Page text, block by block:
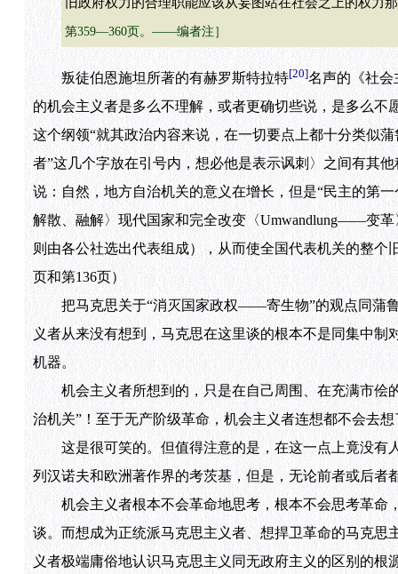
第359—360页。——编者注］
叛徒伯恩施坦所著的有赫罗斯特拉特[20]名声的《社会
的机会主义者是多么不理解，或者更确切些说，是多么
这个纲领“就其政治内容来说，在一切要点上都十分类似
者”这几个字放在引号内，想必他是表示讽刺〉之间有其
说：自然，地方自治机关的意义在增长，但是“民主的第
解散、融解〉现代国家和完全改变〈Umwandlung——变
则由各公社选出代表组成），从而使全国代表机关的整个
页和第136页）
把马克思关于“消灭国家政权——寄生物”的观点同蒲鲁
义者从来没有想到，马克思在这里谈的根本不是同集中
机器。
机会主义者所想到的，只是在自己周围、在充满市侩
治机关”！至于无产阶级革命，机会主义者连想都不会去想
这是很可笑的。但值得注意的是，在这一点上竟没有
列汉诺夫和欧洲著作界的考茨基，但是，无论前者或后者
机会主义者根本不会革命地思考，根本不会思考革命
谈。而想成为正统派马克思主义者、想捍卫革命的马克
义者极端庸俗地认识马克思主义同无政府主义的区别的